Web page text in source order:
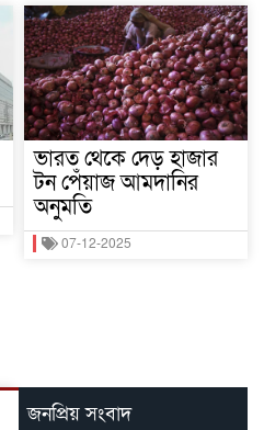
ভারত থেকে দেড় হাজার
টন পেঁয়াজ আমদানির
অনুমতি
07-12-2025
জনপ্রিয় সংবাদ